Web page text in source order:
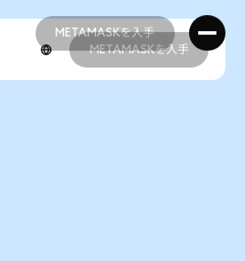
METAMASKを入手
METAMASKを入手
METAMASKを入手